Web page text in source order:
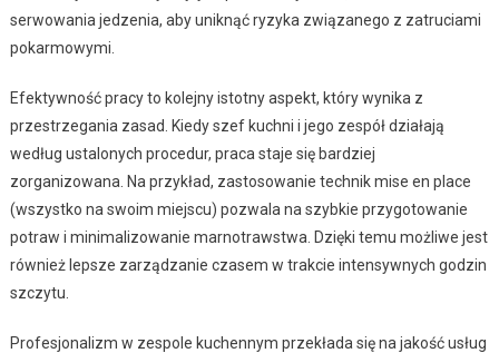
serwowania jedzenia, aby uniknąć ryzyka związanego z zatruciami
pokarmowymi.
Efektywność pracy to kolejny istotny aspekt, który wynika z
przestrzegania zasad. Kiedy szef kuchni i jego zespół działają
według ustalonych procedur, praca staje się bardziej
zorganizowana. Na przykład, zastosowanie technik mise en place
(wszystko na swoim miejscu) pozwala na szybkie przygotowanie
potraw i minimalizowanie marnotrawstwa. Dzięki temu możliwe jest
również lepsze zarządzanie czasem w trakcie intensywnych godzin
szczytu.
Profesjonalizm w zespole kuchennym przekłada się na jakość usług